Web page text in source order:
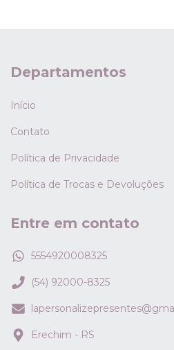
Departamentos
Início
Contato
Política de Privacidade
Política de Trocas e Devoluções
Entre em contato
5554920008325
(54) 92000-8325
Erechim - RS